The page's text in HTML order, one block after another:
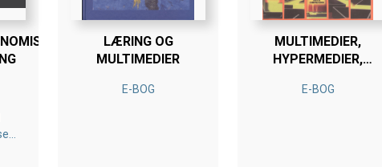
LÆRING OG
MULTIMEDIER
E-BOG
MULTIMEDIER,
HYPERMEDIER,
MEDIER
E-BOG